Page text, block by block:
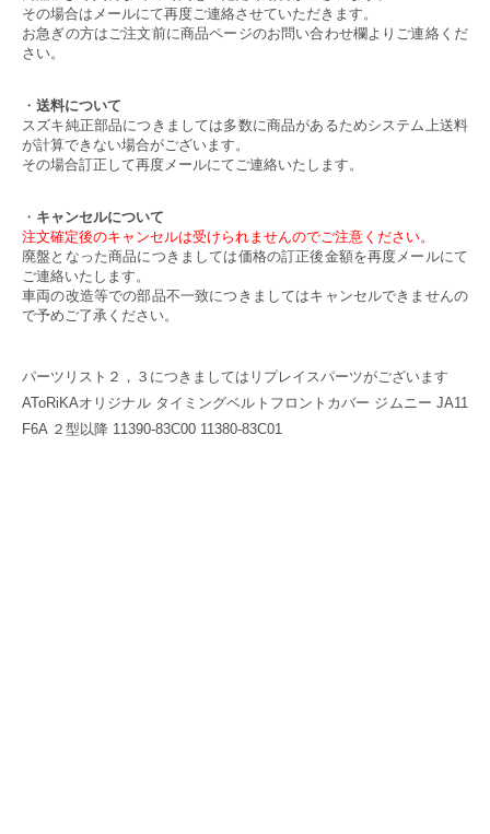
その場合はメールにて再度ご連絡させていただきます。
お急ぎの方はご注文前に商品ページのお問い合わせ欄よりご連絡くだ
さい。
・ 送料について
スズキ純正部品につきましては多数に商品があるためシステム上送料
が計算できない場合がございます。
その場合訂正して再度メールにてご連絡いたします。
・ キャンセルについて
注文確定後のキャンセルは受けられませんのでご注意ください。
廃盤となった商品につきましては価格の訂正後金額を再度メールにて
ご連絡いたします。
車両の改造等での部品不一致につきましてはキャンセルできませんの
で予めご了承ください。
パーツリスト２，３につきましてはリプレイスパーツがございます
AToRiKAオリジナル タイミングベルトフロントカバー ジムニー JA11
F6A ２型以降 11390-83C00 11380-83C01